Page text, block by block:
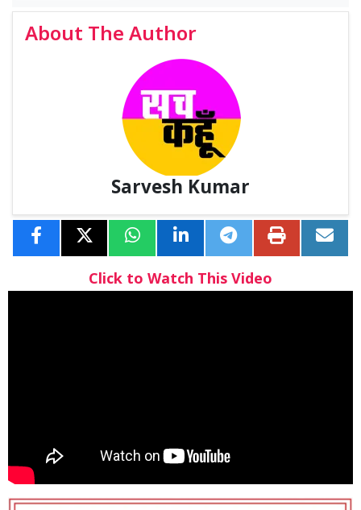
About The Author
Sarvesh Kumar
Click to Watch This Video